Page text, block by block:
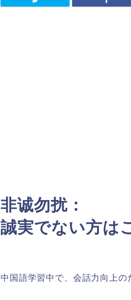
非诚勿扰：
誠実でない方は
中国語学習中で、会話力向上の